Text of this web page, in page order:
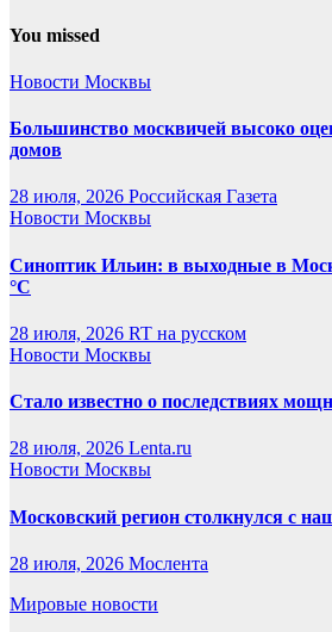
You missed
Новости Москвы
Большинство москвичей высоко
домов
28 июля, 2026 Российская Газета
Новости Москвы
Синоптик Ильин: в выходные в
°C
28 июля, 2026 RT на русском
Новости Москвы
Стало известно о последствиях
28 июля, 2026 Lenta.ru
Новости Москвы
Московский регион столкнулся с
28 июля, 2026 Мослента
Мировые новости